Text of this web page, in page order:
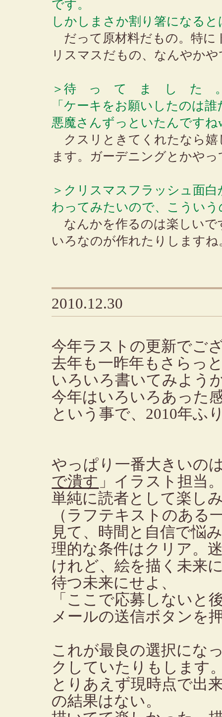
です。
しかしまさか割り箸になる
だって原材料だもの。特に
リスマスだもの、なんやか
＞待 っ て ま し た
「ケーキをお願いしたのは
悪魔さんずっといたんですね
クスリときてくれたなら嬉
ます。ガーデニングとかや
＞クリスマスフラッシュ面
わってみたいので、こうい
なんかを作るのは楽しいで
いろなのが作れたりしますね
2010.12.30
今年ラストの更新でご
去年も一昨年もさらっ
いろいろ書いてみよう
今年はいろいろあった
という事で、2010年ふ
やっぱり一番大きいの
で潰す 」イラスト担当
単純に読者として楽し
（ラフテキストのある
見て、時間と自信で悩
理的な条件はクリア。
けれど、絵を描く未来
待つ未来にせよ、
「ここで応募しないと
メールの送信ボタンを
これが最良の選択にな
クしていたりもします
とりあえず現時点で出
の結果はない。